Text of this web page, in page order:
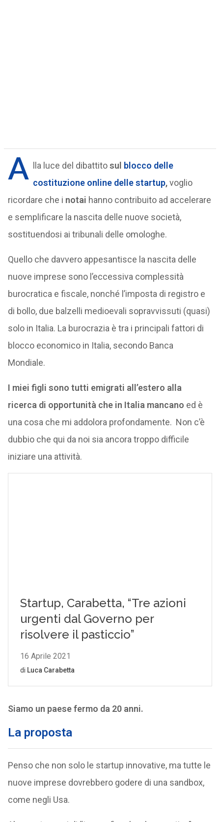
A lla luce del dibattitosul
blocco delle
costituzione online delle startup,voglio
ricordare che i notai hanno contribuito ad accelerare
e semplificare la nascita delle nuove società,
sostituendosi ai tribunali delle omologhe.
Quello che davvero appesantisce la nascita delle
nuove imprese sono l’eccessiva complessità
burocratica e fiscale, nonché l’imposta di registro e
di bollo, due balzelli medioevali sopravvissuti (quasi)
solo in Italia. La burocrazia è tra i principali fattori di
blocco economico in Italia, secondo Banca
Mondiale.
I miei figli sono tutti emigrati all’estero alla
ricerca di opportunità che in Italia mancano ed è
una cosa che mi addolora profondamente. Non c’è
dubbio che qui da noi sia ancora troppo difficile
iniziare una attività.
Siamo un paese fermo da 20 anni.
La proposta
Penso che non solo le startup innovative, ma tutte le
nuove imprese dovrebbero godere di una sandbox,
come negli Usa.